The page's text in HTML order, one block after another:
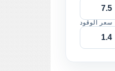
سعر الوقود